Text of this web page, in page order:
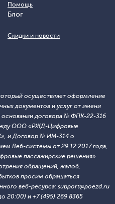
Помощь
Блог
Скидки и новости
осуществляет оформление
документов и услуг от имени
основании договора № ФПК-22-316
ООО «РЖД-Цифровые
и Договор № ИМ-314 о
Веб-системы от 29.12.2017 года,
пассажирские решения»
обращений, жалоб,
просим обращаться
веб-ресурса: support@poezd.ru
20:00) и +7 (495) 269 8365